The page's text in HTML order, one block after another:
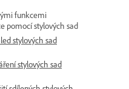
funkcemi
pomocí stylových sad
stylových sad
stylových sad